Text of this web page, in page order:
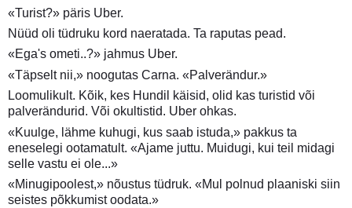
«Turist?» päris Uber.
Nüüd oli tüdruku kord naeratada. Ta raputas pead.
«Ega's ometi..?» jahmus Uber.
«Täpselt nii,» noogutas Carna. «Palverändur.»
Loomulikult. Kõik, kes Hundil käisid, olid kas turistid või
palverändurid. Või okultistid. Uber ohkas.
«Kuulge, lähme kuhugi, kus saab istuda,» pakkus ta
eneselegi ootamatult. «Ajame juttu. Muidugi, kui teil midagi
selle vastu ei ole...»
«Minugipoolest,» nõustus tüdruk. «Mul polnud plaaniski siin
seistes põkkumist oodata.»